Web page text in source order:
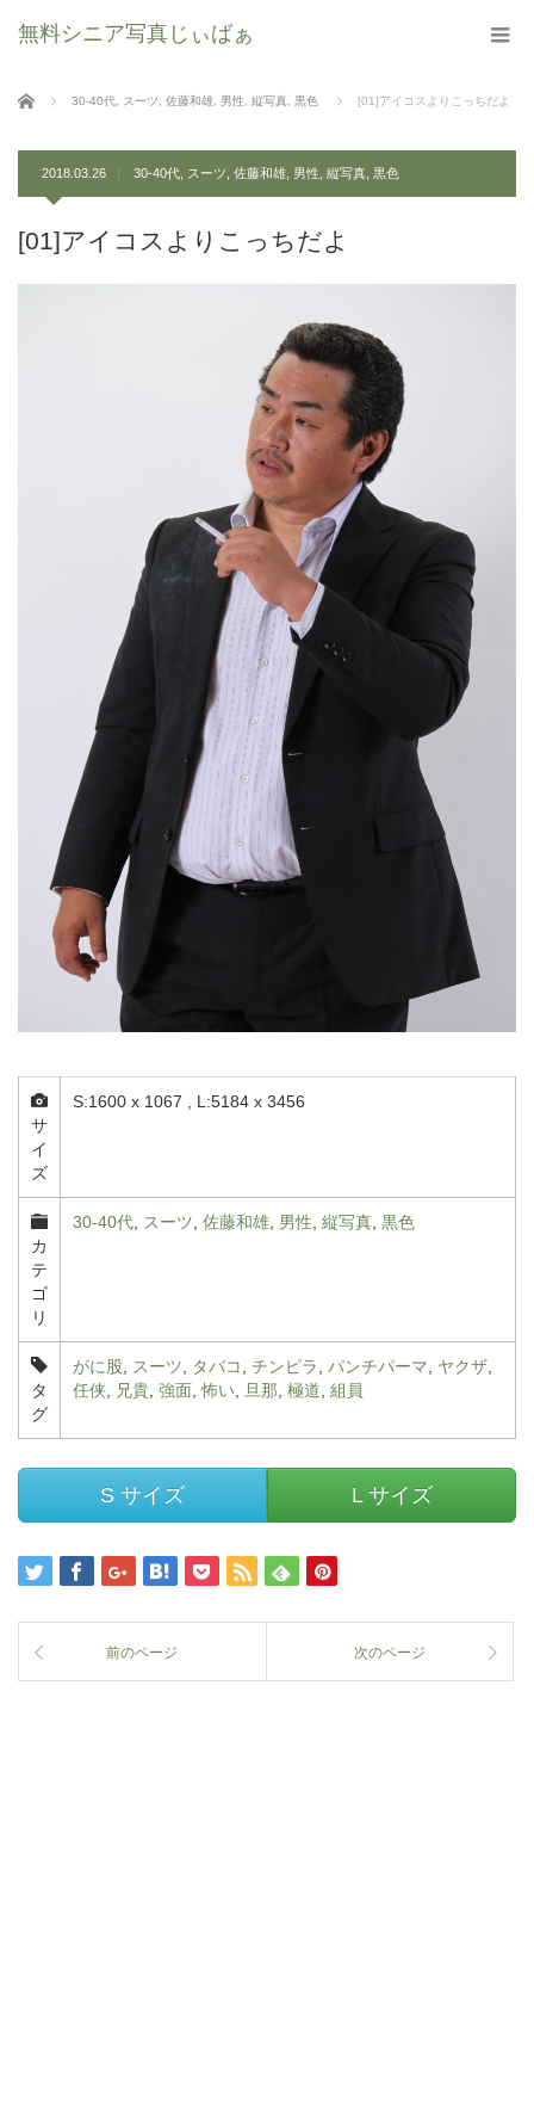
無料シニア写真じぃばぁ
ホーム 30-40代 スーツ 佐藤和雄 男性 縦写真 黒色 [01]アイコスよりこっちだよ
2018.03.26 30-40代 スーツ 佐藤和雄 男性 縦写真 黒色
[01]アイコスよりこっちだよ
サ
イ
ズ
S:1600 x 1067 , L:5184 x 3456
カ
テ
ゴ
リ
30-40代 スーツ 佐藤和雄 男性 縦写真 黒色
タ
グ
がに股 スーツ タバコ チンピラ パンチパーマ ヤクザ
任侠
兄貴 強面 ,怖い 旦那 極道 組員
S サイズ L サイズ
前のページ 次のページ